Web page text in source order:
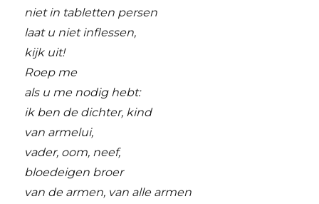
niet in tabletten persen
laat u niet inflessen,
kijk uit!
Roep me
als u me nodig hebt:
ik ben de dichter, kind
van armelui,
vader, oom, neef,
bloedeigen broer
van de armen, van alle armen